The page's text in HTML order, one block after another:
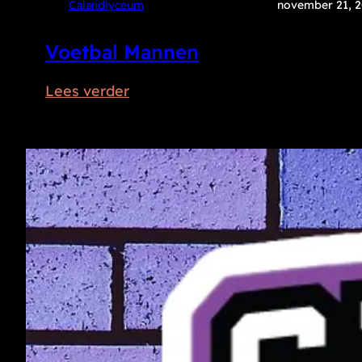
Calandlyceum november 21,
Voetbal Mannen
Lees verder: